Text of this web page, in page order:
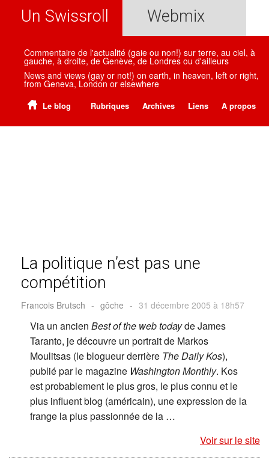
Un Swissroll Webmix
Commentaire de l'actualité (gaie ou non!) sur terre, au ciel, à
gauche, à droite, de Genève, de Londres ou d'ailleurs
News and views (gay or not!) on earth, in heaven, left or right,
from Geneva, London or elsewhere
Le blog Rubriques Archives Liens A propos
La politique n’est pas une
compétition
Francois Brutsch - gôche - 31 décembre 2005 à 18h57
Via un ancien Best of the web todayde James
Taranto, je découvre un portrait de Markos
Moulitsas (le blogueur derrière The Daily Kos),
publié par le magazine Washington Monthly. Kos
est probablement le plus gros, le plus connu et le
plus influent blog (américain), une expression de la
frange la plus passionnée de la …
Voir sur le site